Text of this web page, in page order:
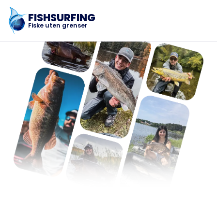
FISHSURFING
Fiske uten grenser
Registrering
Hjem
Blogg
Om appen